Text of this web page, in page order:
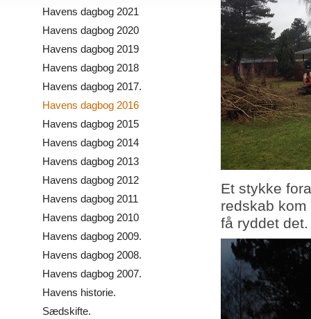
Havens dagbog 2021
Havens dagbog 2020
Havens dagbog 2019
Havens dagbog 2018
Havens dagbog 2017.
Havens dagbog 2016
Havens dagbog 2015
Havens dagbog 2014
Havens dagbog 2013
Havens dagbog 2012
Havens dagbog 2011
Havens dagbog 2010
Havens dagbog 2009.
Havens dagbog 2008.
Havens dagbog 2007.
Havens historie.
Sædskifte.
Et stykke
redskab
få ryddet